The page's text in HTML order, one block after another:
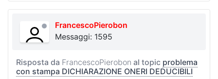
FrancescoPierobon
Messaggi: 1595
Risposta da FrancescoPierobon al topic problema
con stampa DICHIARAZIONE ONERI DEDUCIBILI